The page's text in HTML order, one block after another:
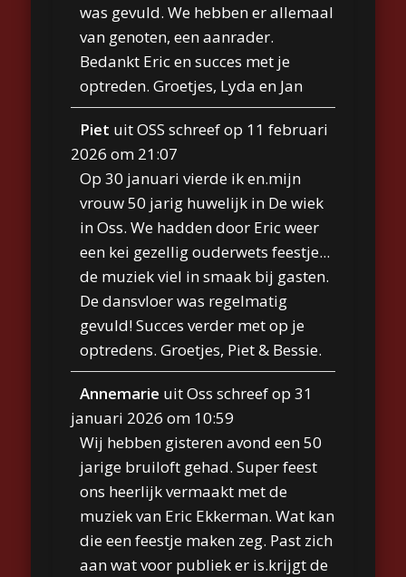
was gevuld. We hebben er allemaal
van genoten, een aanrader.
Bedankt Eric en succes met je
optreden. Groetjes, Lyda en Jan
Piet uitOSS schreef op 11 februari
2026 om 21:07
Op 30 januari vierde ik en.mijn
vrouw 50 jarig huwelijk in De wiek
in Oss. We hadden door Eric weer
een kei gezellig ouderwets feestje...
de muziek viel in smaak bij gasten.
De dansvloer was regelmatig
gevuld! Succes verder met op je
optredens. Groetjes, Piet & Bessie.
Annemarie uitOss schreef op 31
januari 2026 om 10:59
Wij hebben gisteren avond een 50
jarige bruiloft gehad. Super feest
ons heerlijk vermaakt met de
muziek van Eric Ekkerman. Wat kan
die een feestje maken zeg. Past zich
aan wat voor publiek er is.krijgt de